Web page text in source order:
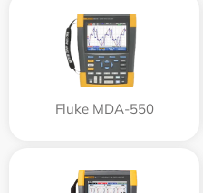
Fluke MDA-550